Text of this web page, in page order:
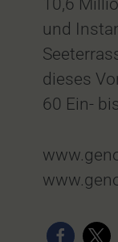
10,6
und
dieses
60 Ein-